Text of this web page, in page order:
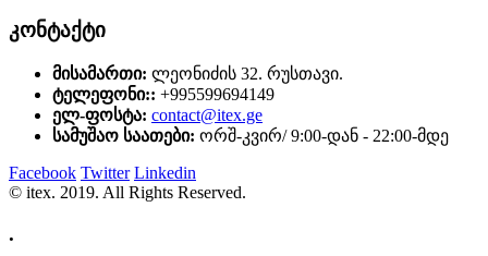
კონტაქტი
მისამართი: ლეონიძის 32. რუსთავი.
ტელეფონი:: +995599694149
ელ-ფოსტა: contact@itex.ge
სამუშაო საათები: ორშ-კვირ/ 9:00-დან - 22:00-მდე
Facebook Twitter Linkedin
© itex. 2019. All Rights Reserved.
.